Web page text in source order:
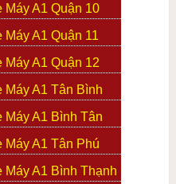
Máy A1 Quận 10
A1 Quận 11
A1 Quận 12
Máy A1 Tân Bình
Máy A1 Bình Tân
Máy A1 Tân Phú
Máy A1 Bình Thạnh